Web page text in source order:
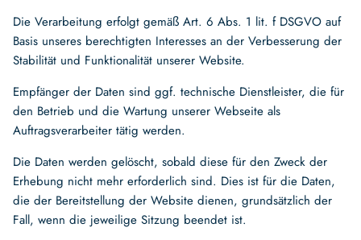
Die Verarbeitung erfolgt gemäß Art. 6 Abs. 1 lit. f DSGVO auf
Basis unseres berechtigten Interesses an der Verbesserung der
Stabilität und Funktionalität unserer Website.
Empfänger der Daten sind ggf. technische Dienstleister, die für
den Betrieb und die Wartung unserer Webseite als
Auftragsverarbeiter tätig werden.
Die Daten werden gelöscht, sobald diese für den Zweck der
Erhebung nicht mehr erforderlich sind. Dies ist für die Daten,
die der Bereitstellung der Website dienen, grundsätzlich der
Fall, wenn die jeweilige Sitzung beendet ist.